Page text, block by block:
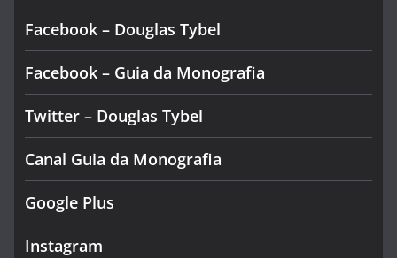
Facebook – Douglas Tybel
Facebook – Guia da Monografia
Twitter – Douglas Tybel
Canal Guia da Monografia
Google Plus
Instagram